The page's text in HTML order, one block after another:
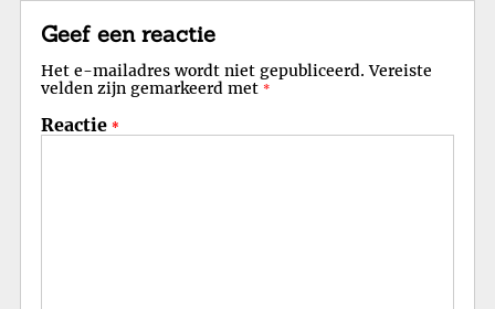
Geef een reactie
Het e-mailadres wordt niet gepubliceerd. Vereiste
velden zijn gemarkeerd met *
Reactie *